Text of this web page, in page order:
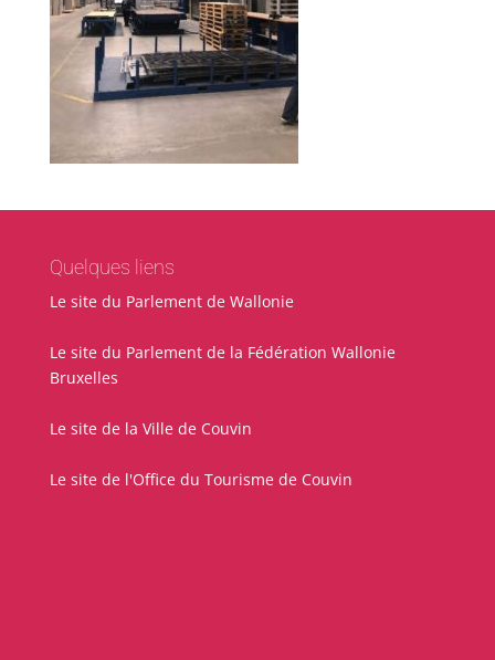
Quelques liens
Le site du Parlement de Wallonie
Le site du Parlement de la Fédération Wallonie
Bruxelles
Le site de la Ville de Couvin
Le site de l'Office du Tourisme de Couvin